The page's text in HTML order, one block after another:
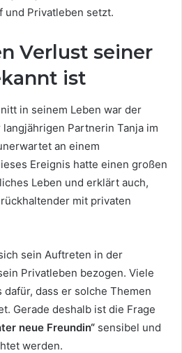
und Privatleben setzt.
Verlust seiner
ist
in seinem Leben war der
Partnerin Tanja im
an einem
Ereignis hatte einen großen
Leben und erklärt auch,
mit privaten
sein Auftreten in der
Privatleben bezogen. Viele
dafür, dass er solche Themen
Gerade deshalb ist die Frage
neue Freundin“ sensibel und
werden.